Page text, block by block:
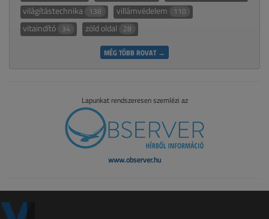
világítástechnika 138 villámvédelem 110
vitaindító 34 zöld oldal 28
MÉG TÖBB ROVAT →
Lapunkat rendszeresen szemlézi az
www.observer.hu